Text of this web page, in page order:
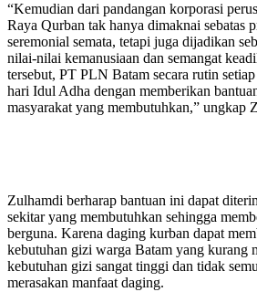
“Kemudian dari pandangan korporasi
Raya Qurban tak hanya dimaknai sebatas
seremonial semata, tetapi juga dijadikan
nilai-nilai kemanusiaan dan semangat
tersebut, PT PLN Batam secara rutin
hari Idul Adha dengan memberikan
masyarakat yang membutuhkan,” ungkap
Zulhamdi berharap bantuan ini dapat
sekitar yang membutuhkan sehingga
berguna. Karena daging kurban dapat
kebutuhan gizi warga Batam yang kurang
kebutuhan gizi sangat tinggi dan tidak
merasakan manfaat daging.